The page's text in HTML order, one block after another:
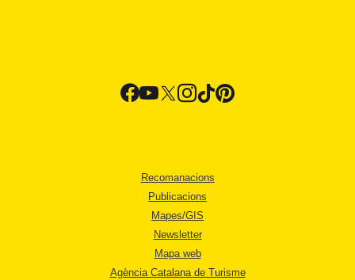
Recomanacions
Publicacions
Mapes/GIS
Newsletter
Mapa web
Agència Catalana de Turisme